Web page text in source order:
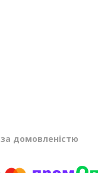
за домовленістю